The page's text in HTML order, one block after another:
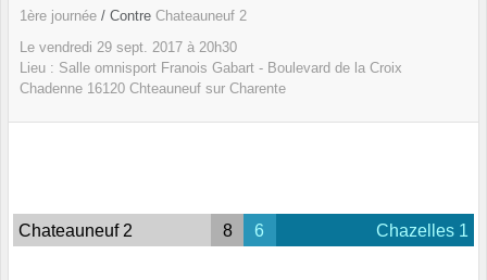
1ère journée / Contre Chateauneuf 2
Le vendredi 29 sept. 2017 à 20h30
Lieu : Salle omnisport Franois Gabart - Boulevard de la Croix
Chadenne 16120 Chteauneuf sur Charente
Chateauneuf 2 8 6 Chazelles 1